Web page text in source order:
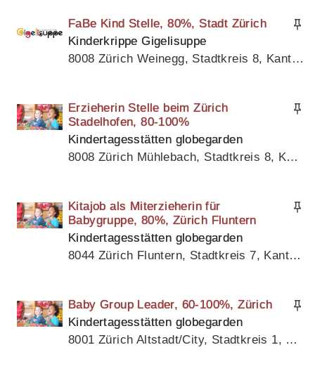
FaBe Kind Stelle, 80%, Stadt Zürich
Kinderkrippe Gigelisuppe
8008 Zürich Weinegg, Stadtkreis 8, Kanton Zürich
Erzieherin Stelle beim Zürich
Stadelhofen, 80-100%
Kindertagesstätten globegarden
8008 Zürich Mühlebach, Stadtkreis 8, Kanton Zürich
Kitajob als Miterzieherin für
Babygruppe, 80%, Zürich Fluntern
Kindertagesstätten globegarden
8044 Zürich Fluntern, Stadtkreis 7, Kanton Zürich
Baby Group Leader, 60-100%, Zürich
Kindertagesstätten globegarden
8001 Zürich Altstadt/City, Stadtkreis 1, Kanton Zürich